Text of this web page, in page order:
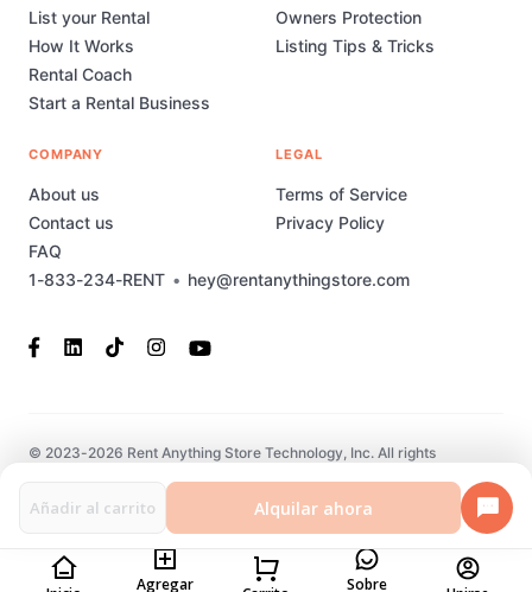
Alquilar ahora
Añadir al carrito
Agregar Sobre
1-833-234-RENT • hey@rentanythingstore.com
List your Rental
How It Works
Rental Coach
Start a Rental Business
Owners Protection
Listing Tips & Tricks
COMPANY
About us
Contact us
FAQ
LEGAL
Terms of Service
Privacy Policy
© 2023-2026 Rent Anything Store Technology, Inc. All rights